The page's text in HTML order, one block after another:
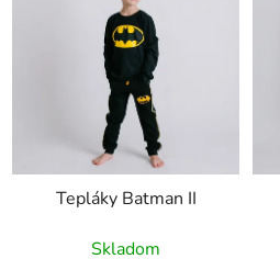
Tepláky Batman II
Skladom